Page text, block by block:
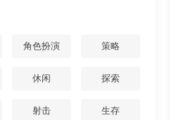
角色扮演 策略
休闲 探索
射击 生存